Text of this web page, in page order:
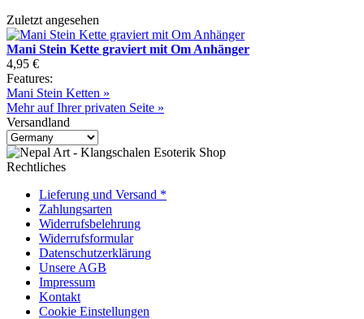
Zuletzt angesehen
Mani Stein Kette graviert mit Om Anhänger
4,95 €
Features:
Mani Stein Ketten »
Mehr auf Ihrer privaten Seite »
Versandland
Rechtliches
Lieferung und Versand *
Zahlungsarten
Widerrufsbelehrung
Widerrufsformular
Datenschutzerklärung
Unsere AGB
Impressum
Kontakt
Cookie Einstellungen